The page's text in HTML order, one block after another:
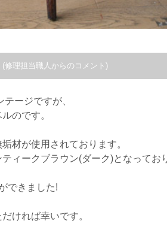
(修理担当職人からのコメント)
ージですが、
のです。
材が使用されております。
ィークブラウン(ダーク)となってお
できました!
ければ幸いです。